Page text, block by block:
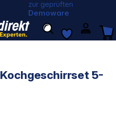
zur geprüften
Demoware
5-